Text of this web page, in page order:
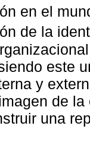
en el
de la
este
y
de
una